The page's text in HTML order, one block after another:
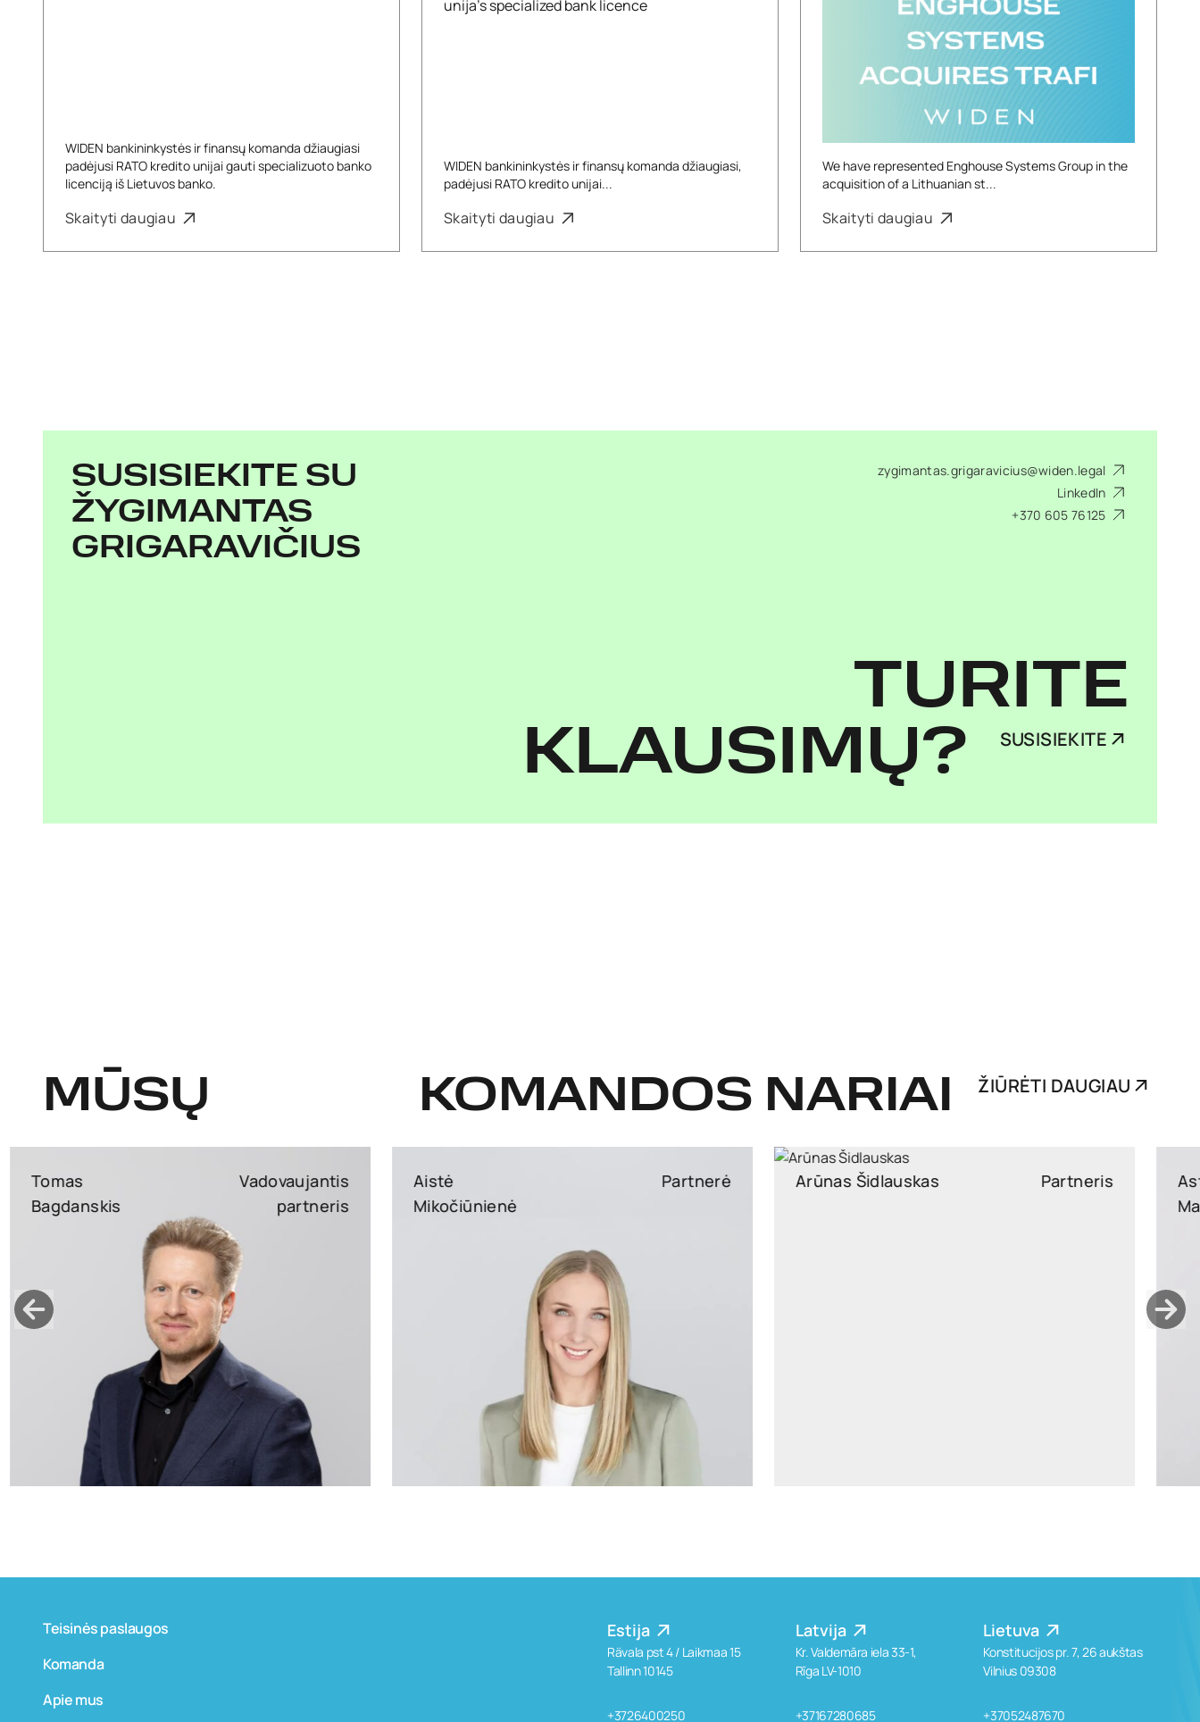
WIDEN bankininkystės ir finansų komanda džiaugiasi
padėjusi RATO kredito unijai gauti specializuoto banko
licenciją iš Lietuvos banko.
Skaityti daugiau
WIDEN bankininkystės ir finansų komanda džiaugiasi,
padėjusi RATO kredito unijai...
Skaityti daugiau
We have represented Enghouse Systems Group in the
acquisition of a Lithuanian st...
Skaityti daugiau
SUSISIEKITE SU
ŽYGIMANTAS
GRIGARAVIČIUS
zygimantas.grigaravicius@widen.legal
LinkedIn
+370 605 76125
TURITE
KLAUSIMŲ?
SUSISIEKITE
MŪSŲ KOMANDOS NARIAI ŽIŪRĖTI DAUGIAU
Aistė
Mikočiūnienė
Partnerė
aiste.mikociuniene@widen.legal
LinkedIn
+370 699 15191
Arūnas Šidlauskas Partneris
arunas.sidlauskas@widen.legal
+370 6126 6541
Asta
Partnerė
Estija
Rävala pst 4 / Laikmaa 15
Tallinn 10145
+3726400250
Latvija
Kr. Valdemāra iela 33-1,
Rīga LV-1010
+37167280685
Lietuva
Konstitucijos pr. 7, 26 aukštas
Vilnius 09308
+37052487670
Teisinės paslaugos
Komanda
Apie mus